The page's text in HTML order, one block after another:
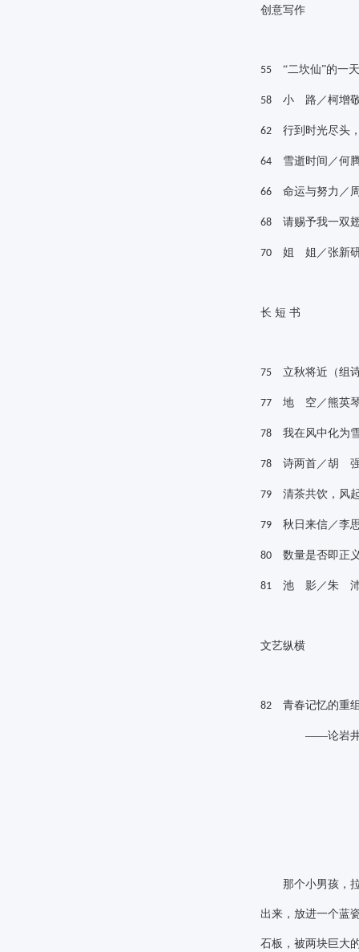
创意写作
55 “二坎仙”的一
58 小 路／柯增
62 行到时光尽头
64 雪逝时间／何
66 命运与努力／
68 请赐予我一双
70 姐 姐／张新
长 短 书
75 立秋将近（组
77 地 空／熊英
78 我在风中化为
78 诗两首／胡
79 清茶共饮，风
79 秋日来信／李
80 数量是否即正
81 池 影／朱
文艺纵横
82 青春记忆的重
——论岩井
那个小男孩，拉
出来，放进一个蓝
石板，被两块巨大